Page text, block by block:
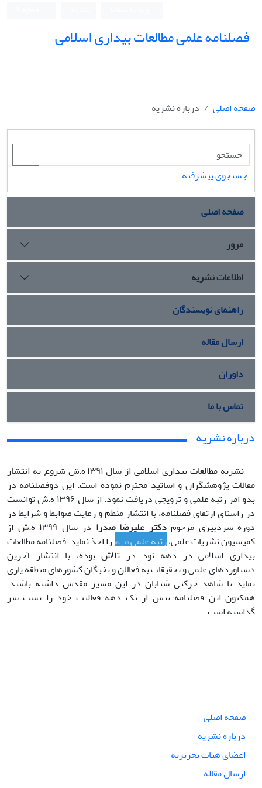
فصلنامه علمی مطالعات بیداری اسلامی
صفحه اصلی درباره نشریه
جستجوی پیشرفته
صفحه اصلی
مرور
اطلاعات نشریه
راهنمای نویسندگان
ارسال مقاله
داوران
تماس با ما
درباره نشریه
نشریه مطالعات بیداری اسلامی از سال ۱۳۹۱ ه.ش شروع به انتشار
مقالات پژوهشگران و اساتید محترم نموده است. این دوفصلنامه در
بدو امر رتبه علمی و ترویجی دریافت نمود. ازسال ۱۳۹۶ ه.ش توانست
در راستای ارتقای فصلنامه،با انتشار منظم و رعایت ضوابط و شرایط در
دوره سردبیری مرحومدکتر علیرضا صدرا
در سال ۱۳۹۹ ه.ش از
کمیسیون نشریات علمی،رتبه علمی «ب»را اخذ نماید. فصلنامه مطالعات
بیداری اسلامی در دهه نود در تلاش بوده، با انتشار آخرین
دستاوردهای علمی و تحقیقات به فعالان و نخبگان کشورهای منطقه یاری
نماید تا شاهد حرکتی شتابان در این مسیر مقدس داشته باشند.
همکنون این فصلنامه بیش از یک دهه فعالیت خود را پشت سر
گذاشته است.
صفحه اصلی
درباره نشریه
اعضای هیات تحریریه
ارسال مقاله